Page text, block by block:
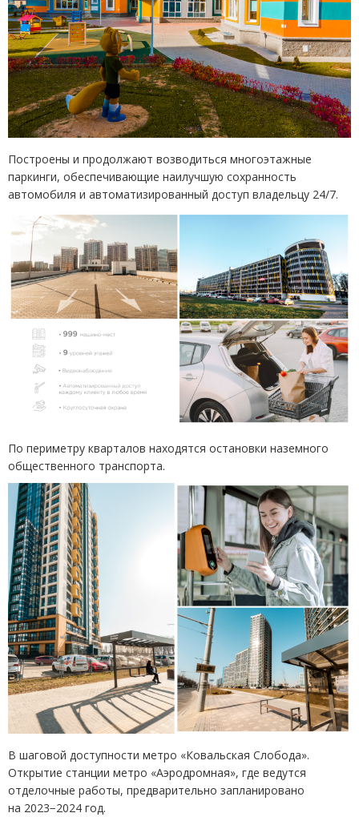
Построены и продолжают возводиться многоэтажные
паркинги, обеспечивающие наилучшую сохранность
автомобиля и автоматизированный доступ владельцу 24/7.
По периметру кварталов находятся остановки наземного
общественного транспорта.
В шаговой доступности метро «Ковальская Слобода».
Открытие станции метро «Аэродромная», где ведутся
отделочные работы, предварительно запланировано
на 2023−2024 год.